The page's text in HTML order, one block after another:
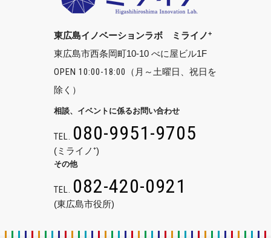
東広島イノベーションラボ ミライノ+
東広島市西条岡町10-10 べに屋ビル1F
OPEN 10:00-18:00
（月～土曜日、祝日を
除く）
相談、イベントに係るお問い合わせ
TEL. 080-9951-9705
(ミライノ⁺)
その他
TEL. 082-420-0921
(東広島市役所)